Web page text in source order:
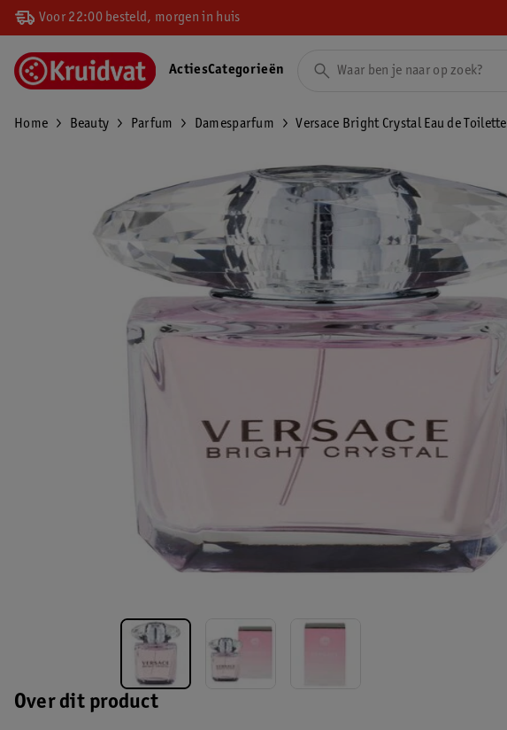
Voor 22:00 besteld, morgen in huis
ActiesCategorieën
Home Beauty Parfum Damesparfum Versace Bright Crystal Eau de Toilette
Over dit product